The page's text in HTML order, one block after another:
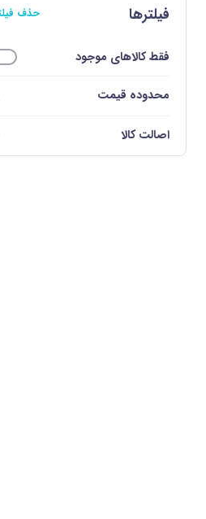
فیلترها حذف
فقط کالاهای موجود
محدوده قیمت
اصالت کالا